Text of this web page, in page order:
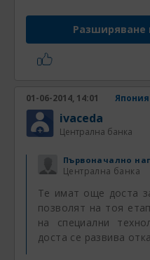
Разширяване
01-06-2014, 14:01
ivaceda
Централна банка
Първоначално
Централна банка
Те имат още доста
позволят на тоя
на специални
доста се развива